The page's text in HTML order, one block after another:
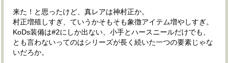
来た！と思ったけど、真レアは神村正か。
村正増殖しすぎ、ていうかそもそも象徴アイテム増やしすぎ。
KoDs装備は#2にしか出ない、小手とハースニールだけでも、
とも言わないってのはシリーズが長く続いた一つの要素じゃな
いだろか。